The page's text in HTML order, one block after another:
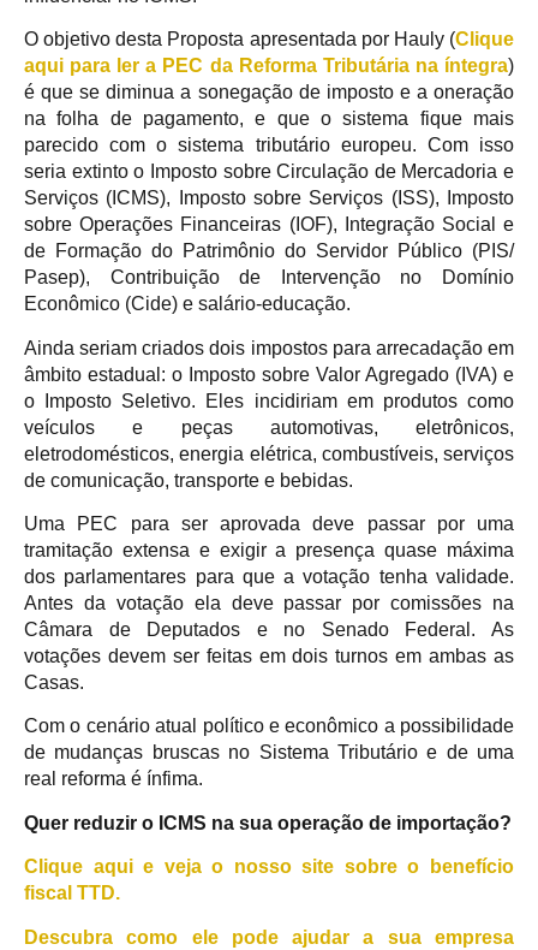
O objetivo desta Proposta apresentada por Hauly (Clique
aqui para ler a PEC da Reforma Tributária na íntegra)
é que se diminua a sonegação de imposto e a oneração
na folha de pagamento, e que o sistema fique mais
parecido com o sistema tributário europeu. Com isso
seria extinto o Imposto sobre Circulação de Mercadoria e
Serviços (ICMS), Imposto sobre Serviços (ISS), Imposto
sobre Operações Financeiras (IOF), Integração Social e
de Formação do Patrimônio do Servidor Público (PIS/
Pasep), Contribuição de Intervenção no Domínio
Econômico (Cide) e salário-educação.
Ainda seriam criados dois impostos para arrecadação em
âmbito estadual: o Imposto sobre Valor Agregado (IVA) e
o Imposto Seletivo. Eles incidiriam em produtos como
veículos e peças automotivas, eletrônicos,
eletrodomésticos, energia elétrica, combustíveis, serviços
de comunicação, transporte e bebidas.
Uma PEC para ser aprovada deve passar por uma
tramitação extensa e exigir a presença quase máxima
dos parlamentares para que a votação tenha validade.
Antes da votação ela deve passar por comissões na
Câmara de Deputados e no Senado Federal. As
votações devem ser feitas em dois turnos em ambas as
Casas.
Com o cenário atual político e econômico a possibilidade
de mudanças bruscas no Sistema Tributário e de uma
real reforma é ínfima.
Quer reduzir o ICMS na sua operação de importação?
Clique aqui e veja o nosso site sobre o benefício
fiscal TTD.
Descubra como ele pode ajudar a sua empresa